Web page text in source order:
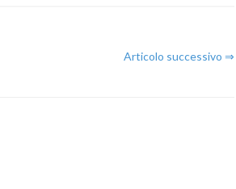
Articolo successivo ⇒